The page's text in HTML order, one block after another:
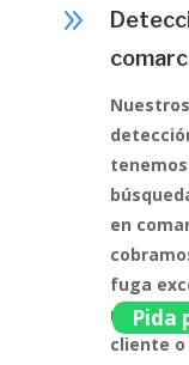
9
en
fuga
cliente
Pida